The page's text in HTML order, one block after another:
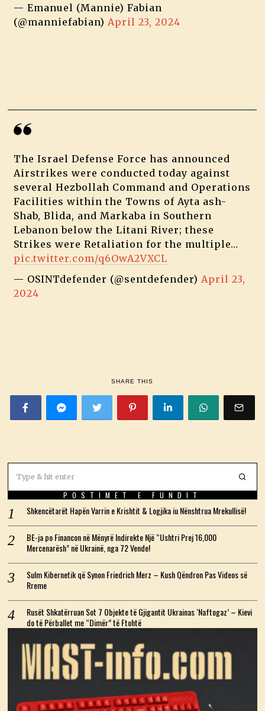
— Emanuel (Mannie) Fabian
(@manniefabian) April 23, 2024
The Israel Defense Force has announced
Airstrikes were conducted today against
several Hezbollah Command and Operations
Facilities within the Towns of Ayta ash-
Shab, Blida, and Markaba in Southern
Lebanon below the Litani River; these
Strikes were Retaliation for the multiple…
pic.twitter.com/q6OwA2VXCL
— OSINTdefender (@sentdefender) April 23,
2024
SHARE THIS
POSTIMET E FUNDIT
Shkencëtarët Hapën Varrin e Krishtit & Logjika iu Nënshtrua Mrekullisë!
BE-ja po Financon në Mënyrë Indirekte Një “Ushtri Prej 16,000
Mercenarësh” në Ukrainë, nga 72 Vende!
Sulm Kibernetik që Synon Friedrich Merz – Kush Qëndron Pas Videos së
Rreme
Rusët Shkatërruan Sot 7 Objekte të Gjigantit Ukrainas ‘Naftogaz’ – Kievi
do të Përballet me “Dimër” të Ftohtë